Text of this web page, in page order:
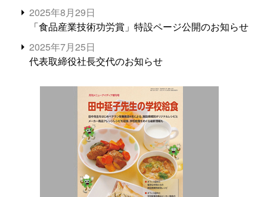
2025年8月29日
「食品産業技術功労賞」特設ページ公開のお知らせ
2025年7月25日
代表取締役社長交代のお知らせ